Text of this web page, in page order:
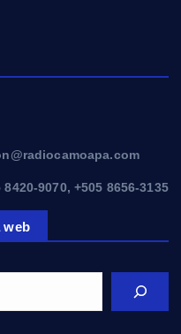
9070, +505 8656-3135
web